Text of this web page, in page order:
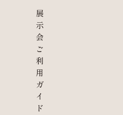
展
示
会
ご
利
用
ガ
イ
ド